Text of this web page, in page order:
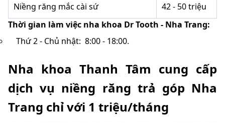
Niềng răng mắc cài sứ
42 - 50 triệu
Thời gian làm việc nha khoa Dr Tooth - Nha Trang:
Thứ 2 - Chủ nhật: 8:00 - 18:00.
Nha khoa Thanh Tâm cung cấp
dịch vụ niềng răng trả góp Nha
Trang chỉ với 1 triệu/tháng